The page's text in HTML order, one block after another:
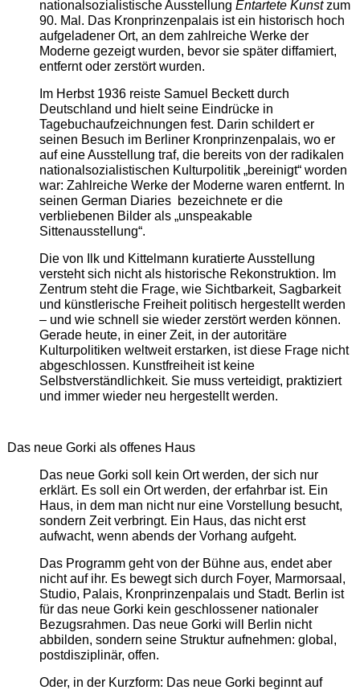
nationalsozialistische Ausstellung Entartete Kunstzum
90. Mal. Das Kronprinzenpalais ist ein historisch hoch
aufgeladener Ort, an dem zahlreiche Werke der
Moderne gezeigt wurden, bevor sie später diffamiert,
entfernt oder zerstört wurden.
Im Herbst 1936 reiste Samuel Beckett durch
Deutschland und hielt seine Eindrücke in
Tagebuchaufzeichnungen fest. Darin schildert er
seinen Besuch im Berliner Kronprinzenpalais, wo er
auf eine Ausstellung traf, die bereits von der radikalen
nationalsozialistischen Kulturpolitik „bereinigt“ worden
war: Zahlreiche Werke der Moderne waren entfernt. In
seinen German Diaries bezeichnete er die
verbliebenen Bilder als „unspeakable
Sittenausstellung“.
Die von Ilk und Kittelmann kuratierte Ausstellung
versteht sich nicht als historische Rekonstruktion. Im
Zentrum steht die Frage, wie Sichtbarkeit, Sagbarkeit
und künstlerische Freiheit politisch hergestellt werden
– und wie schnell sie wieder zerstört werden können.
Gerade heute, in einer Zeit, in der autoritäre
Kulturpolitiken weltweit erstarken, ist diese Frage nicht
abgeschlossen. Kunstfreiheit ist keine
Selbstverständlichkeit. Sie muss verteidigt, praktiziert
und immer wieder neu hergestellt werden.
Das neue Gorki als offenes Haus
Das neue Gorki soll kein Ort werden, der sich nur
erklärt. Es soll ein Ort werden, der erfahrbar ist. Ein
Haus, in dem man nicht nur eine Vorstellung besucht,
sondern Zeit verbringt. Ein Haus, das nicht erst
aufwacht, wenn abends der Vorhang aufgeht.
Das Programm geht von der Bühne aus, endet aber
nicht auf ihr. Es bewegt sich durch Foyer, Marmorsaal,
Studio, Palais, Kronprinzenpalais und Stadt. Berlin ist
für das neue Gorki kein geschlossener nationaler
Bezugsrahmen. Das neue Gorki will Berlin nicht
abbilden, sondern seine Struktur aufnehmen: global,
postdisziplinär, offen.
Oder, in der Kurzform: Das neue Gorki beginnt auf